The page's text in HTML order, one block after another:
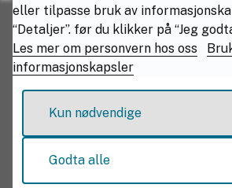
eller tilpasse bruk av
“Detaljer”. før du klikker på “Jeg
Les mer om personvern hos oss
informasjonskapsler
Kun nødvendige
Godta alle